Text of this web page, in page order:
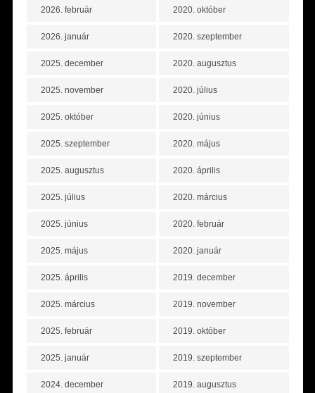
2026. február
2026. január
2025. december
2025. november
2025. október
2025. szeptember
2025. augusztus
2025. július
2025. június
2025. május
2025. április
2025. március
2025. február
2025. január
2024. december
2020. október
2020. szeptember
2020. augusztus
2020. július
2020. június
2020. május
2020. április
2020. március
2020. február
2020. január
2019. december
2019. november
2019. október
2019. szeptember
2019. augusztus